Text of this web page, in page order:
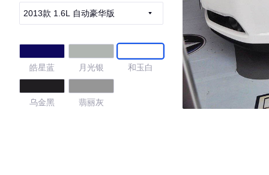
2013款 1.6L 自动豪华版
皓星蓝 月光银 和玉白
乌金黑 翡丽灰